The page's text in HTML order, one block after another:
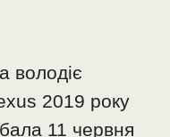
володіє
2019 року
11 червня